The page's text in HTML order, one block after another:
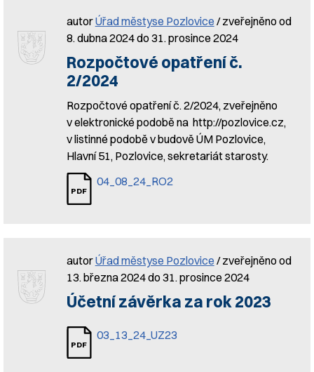
autorÚřad městyse Pozlovice / zveřejněno od
8. dubna 2024 do 31. prosince 2024
Rozpočtové opatření č.
2/2024
Rozpočtové opatření č. 2/2024, zveřejněno
v elektronické podobě na http://pozlovice.cz,
v listinné podobě v budově ÚM Pozlovice,
Hlavní 51, Pozlovice, sekretariát starosty.
04_08_24_RO2
autorÚřad městyse Pozlovice / zveřejněno od
13. března 2024 do 31. prosince 2024
Účetní závěrka za rok 2023
03_13_24_UZ23